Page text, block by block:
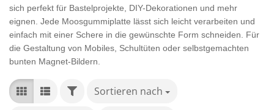
sich perfekt für Bastelprojekte, DIY-Dekorationen und mehr
eignen. Jede Moosgummiplatte lässt sich leicht verarbeiten und
einfach mit einer Schere in die gewünschte Form schneiden. Für
die Gestaltung von Mobiles, Schultüten oder selbstgemachten
bunten Magnet-Bildern.
FILTERSortieren nach
Sortieren nach